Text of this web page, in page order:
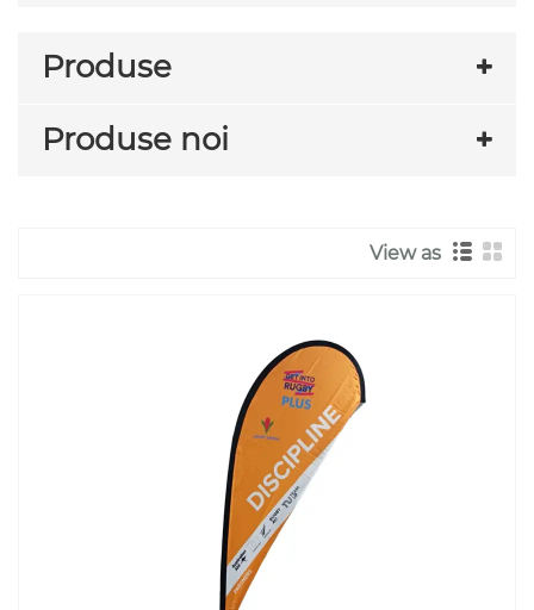
Produse
Produse noi
View as